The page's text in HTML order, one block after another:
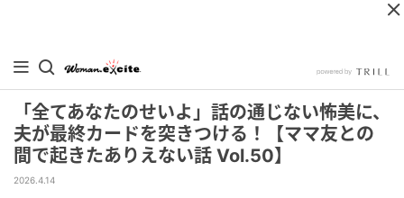
「全てあなたのせいよ」話の通じない怖美に、
夫が最終カードを突きつける！【ママ友との
間で起きたありえない話 Vol.50】
2026.4.14